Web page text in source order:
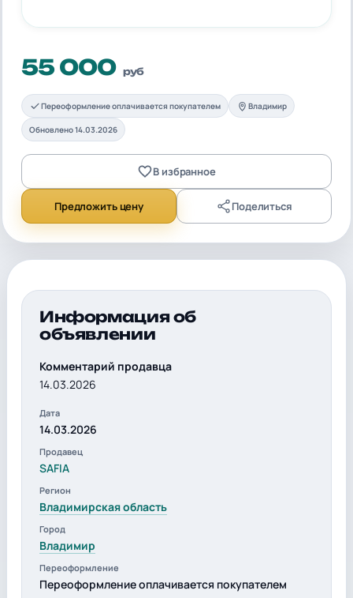
55 000 руб
Переоформление оплачивается покупателем Владимир
Обновлено 14.03.2026
В избранное
Предложить цену Поделиться
Информация об
объявлении
Комментарий продавца
14.03.2026
Дата
14.03.2026
Продавец
SAFIA
Регион
Владимирская область
Город
Владимир
Переоформление
Переоформление оплачивается покупателем